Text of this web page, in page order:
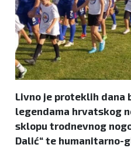
Livno je proteklih dana
legendama hrvatskog
sklopu trodnevnog
Dalić“ te humanitarno-